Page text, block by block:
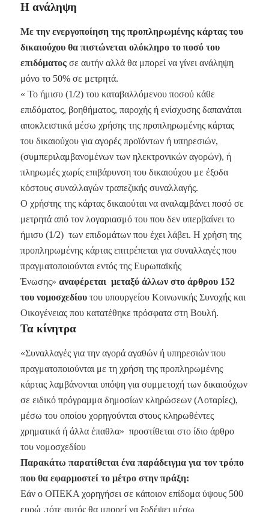
Η ανάληψη
Με την ενεργοποίηση της προπληρωμένης κάρτας του
δικαιούχου θα πιστώνεται ολόκληρο το ποσό του
επιδόματοςσε αυτήν αλλά θα μπορεί να γίνει ανάληψη
μόνο το 50% σε μετρητά.
« Το ήμισυ (1/2) του καταβαλλόμενου ποσού κάθε
επιδόματος, βοηθήματος, παροχής ή ενίσχυσης δαπανάται
αποκλειστικά μέσω χρήσης της προπληρωμένης κάρτας
του δικαιούχου για αγορές προϊόντων ή υπηρεσιών,
(συμπεριλαμβανομένων των ηλεκτρονικών αγορών), ή
πληρωμές χωρίς επιβάρυνση του δικαιούχου με έξοδα
κόστους συναλλαγών τραπεζικής συναλλαγής.
Ο χρήστης της κάρτας δικαιούται να αναλαμβάνει ποσό σε
μετρητά από τον λογαριασμό του που δεν υπερβαίνει το
ήμισυ (1/2) των επιδομάτων που έχει λάβει. Η χρήση της
προπληρωμένης κάρτας επιτρέπεται για συναλλαγές που
πραγματοποιούνται εντός της Ευρωπαϊκής
Ένωσης» αναφέρεται μεταξύ άλλων στο άρθρου 152
του νομοσχεδίουτου υπουργείου Κοινωνικής Συνοχής και
Οικογένειας που κατατέθηκε πρόσφατα στη Βουλή.
Τα κίνητρα
«Συναλλαγές για την αγορά αγαθών ή υπηρεσιών που
πραγματοποιούνται με τη χρήση της προπληρωμένης
κάρτας λαμβάνονται υπόψη για συμμετοχή των δικαιούχων
σε ειδικό πρόγραμμα δημοσίων κληρώσεων (Λοταρίες),
μέσω του οποίου χορηγούνται στους κληρωθέντες
χρηματικά ή άλλα έπαθλα» προστίθεται στο ίδιο άρθρο
του νομοσχεδίου
Παρακάτω παρατίθεται ένα παράδειγμα για τον τρόπο
που θα εφαρμοστεί το μέτρο στην πράξη:
Εάν ο ΟΠΕΚΑ χορηγήσει σε κάποιον επίδομα ύψους 500
ευρώ ,τότε αυτός θα μπορεί να ξοδέψει μέσω